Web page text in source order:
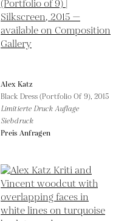
Alex Katz
Black Dress (Portfolio Of 9),2015
Limitierte Druck Auflage
Siebdruck
Preis Anfragen